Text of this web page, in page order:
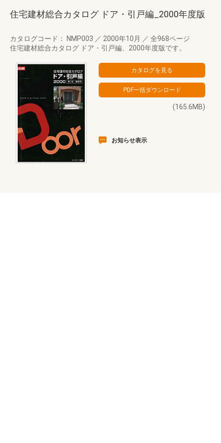
住宅建材総合カタログ ドア・引戸編_2000年度版
カタログコード： NMP003 ／ 2000年10月 ／ 全968ページ
住宅建材総合カタログ ドア・引戸編、2000年度版です。
(165.6MB)
お知らせ表示